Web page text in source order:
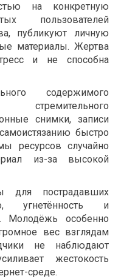
на конкретную
пользователей
публикуют личную
материалы. Жертва
и не способна
содержимого
снимки, записи
быстро
ресурсов случайно
из-за высокой
для пострадавших
угнетённость и
Молодёжь особенно
вес взглядам
не наблюдают
жестокость
среде.